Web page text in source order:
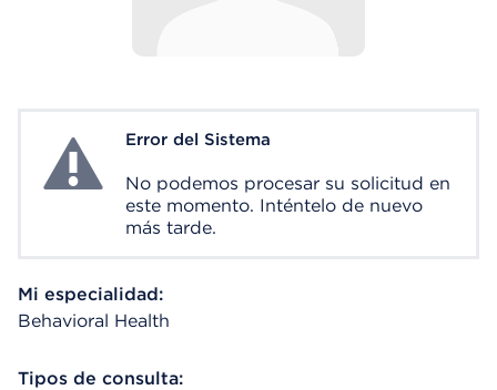
System ErrorError del Sistema
No podemos procesar su solicitud en
este momento. Inténtelo de nuevo
más tarde.
Mi especialidad:
Behavioral Health
Tipos de consulta: